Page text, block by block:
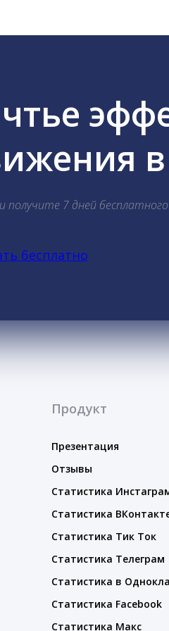
в
получите 7 дней
бесплатно
Продукт
Презентация
Отзывы
Статистика
Статистика
Статистика Тик Ток
Статистика Телеграм
Статистика в
Статистика Facebook
Статистика Макс